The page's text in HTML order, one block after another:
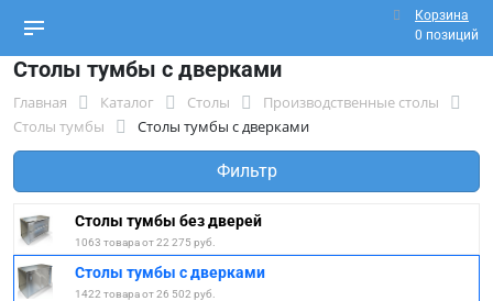
Корзина
0 позиций
Столы тумбы с дверками
Главная Каталог Столы
Производственные столы
Столы тумбы
Столы тумбы с дверками
Фильтр
Столы тумбы без дверей
1063 товара от 22 275 руб.
Столы тумбы с дверками
1422 товара от 26 502 руб.